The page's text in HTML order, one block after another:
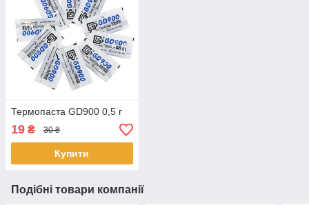
Термопаста GD900 0,5 г
19 ₴ 30 ₴
Купити
Подібні товари компанії